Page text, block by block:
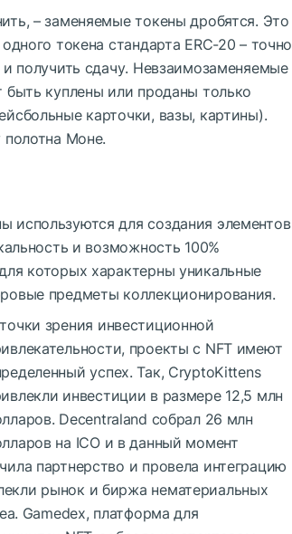
– заменяемые токены дробятся. Это
токена стандарта ERC-20 – точно
получить сдачу. Невзаимозаменяемые
быть куплены или проданы только
карточки, вазы, картины).
полотна Моне.
используются для создания элементов
и возможность 100%
которых характерны уникальные
предметы коллекционирования.
зрения инвестиционной
проекты с NFT имеют
успех. Так, CryptoKittens
инвестиции в размере 12,5 млн
Decentraland собрал 26 млн
на ICO и в данный момент
партнерство и провела интеграцию
рынок и биржа нематериальных
Gamedex, платформа для